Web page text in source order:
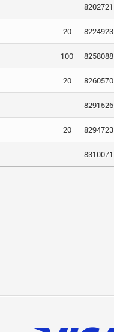
8202721
20 8224923
100 8258088
20 8260570
8291526
20 8294723
8310071